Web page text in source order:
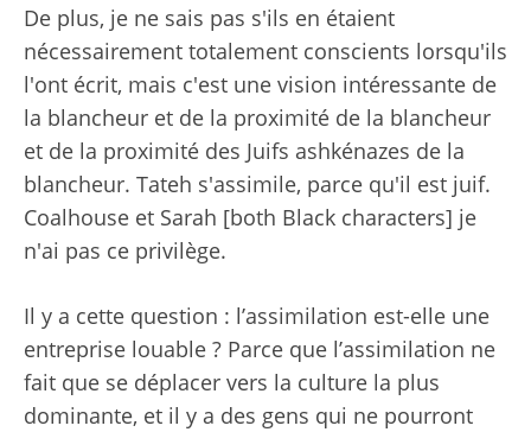
De plus, je ne sais pas s'ils en étaient
nécessairement totalement conscients lorsqu'ils
l'ont écrit, mais c'est une vision intéressante de
la blancheur et de la proximité de la blancheur
et de la proximité des Juifs ashkénazes de la
blancheur. Tateh s'assimile, parce qu'il est juif.
Coalhouse et Sarah [both Black characters] je
n'ai pas ce privilège.
Il y a cette question : l’assimilation est-elle une
entreprise louable ? Parce que l’assimilation ne
fait que se déplacer vers la culture la plus
dominante, et il y a des gens qui ne pourront